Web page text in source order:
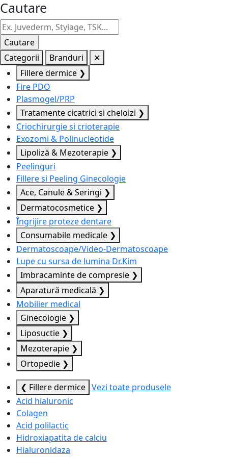
Cautare
Categorii Branduri
✕
Fillere dermice ❯
Fire PDO
Plasmogel/PRP
Tratamente cicatrici si cheloizi ❯
Criochirurgie si crioterapie
Exozomi & Polinucleotide
Lipoliză & Mezoterapie ❯
Peelinguri
Fillere si Peeling Ginecologie
Ace, Canule & Seringi ❯
Dermatocosmetice ❯
Îngrijire proteze dentare
Consumabile medicale ❯
Dermatoscoape/Video-Dermatoscoape
Lupe cu sursa de lumina Dr.Kim
Imbracaminte de compresie ❯
Aparatură medicală ❯
Mobilier medical
Ginecologie ❯
Liposuctie ❯
Mezoterapie ❯
Ortopedie ❯
❮ Fillere dermice Vezi toate produsele
Acid hialuronic
Colagen
Acid polilactic
Hidroxiapatita de calciu
Hialuronidaza